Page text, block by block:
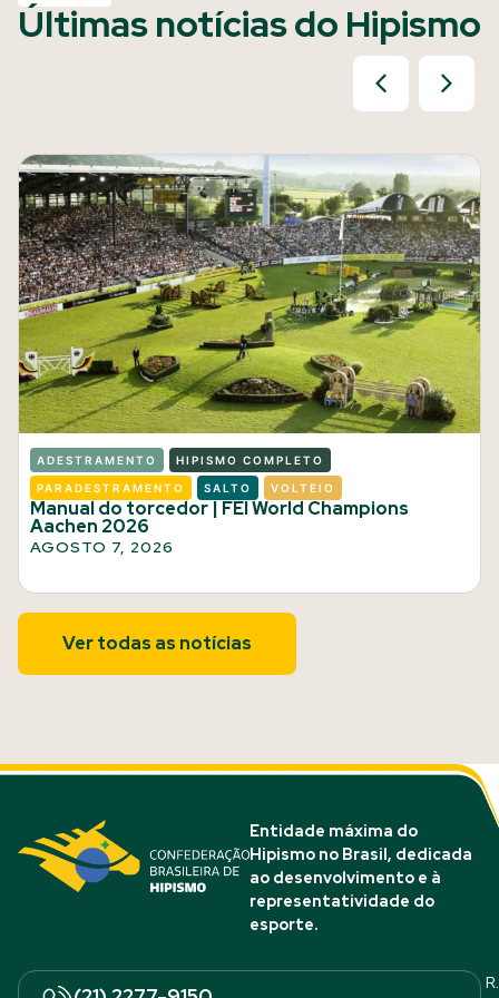
Últimas notícias do Hipismo
ADESTRAMENTO HIPISMO COMPLETO
PARADESTRAMENTO SALTO VOLTEIO
Manual do torcedor | FEI World Champions
Aachen 2026
AGOSTO 7, 2026
Ver todas as notícias
Entidade máxima do
Hipismo no Brasil, dedicada
ao desenvolvimento e à
representatividade do
esporte.
R.